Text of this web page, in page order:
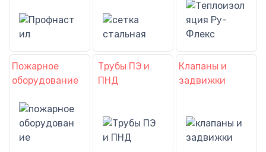
Пожарное
оборудование
Трубы ПЭ и
ПНД
Клапаны и
задвижки